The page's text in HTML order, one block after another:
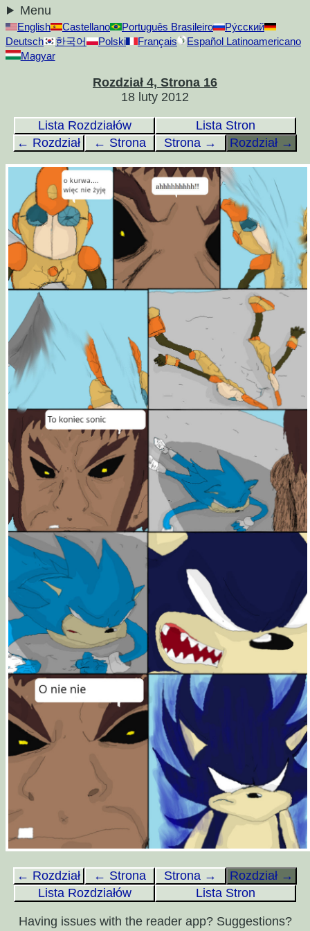
English Castellano Português Brasileiro
Ру́сский
Deutsch
한국어 Polski Français
Español Latinoamericano
Magyar
Rozdział 4, Strona 16
18 luty 2012
Lista Rozdziałów
Lista Stron
← Rozdział
← Strona Strona → Rozdział →
← Rozdział ← Strona Strona →
Rozdział →
Lista Rozdziałów
Lista Stron
Having issues with the reader app? Suggestions?
Menu